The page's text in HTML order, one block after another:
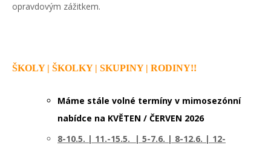
opravdovým zážitkem.
ŠKOLY | ŠKOLKY | SKUPINY | RODINY!!
Máme stále volné termíny v mimosezónní
nabídce na KVĚTEN / ČERVEN 2026
8-10.5. | 11.-15.5. | 5-7.6. | 8-12.6. | 12-